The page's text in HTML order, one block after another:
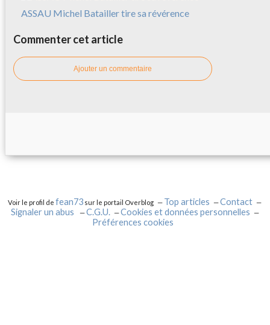
ASSAU Michel Batailler tire sa révérence
Commenter cet article
Ajouter un commentaire
Voir le profil defean73 sur le portail Overblog Top articles
Contact
Signaler un abus
C.G.U.
Cookies et données personnelles
Préférences cookies